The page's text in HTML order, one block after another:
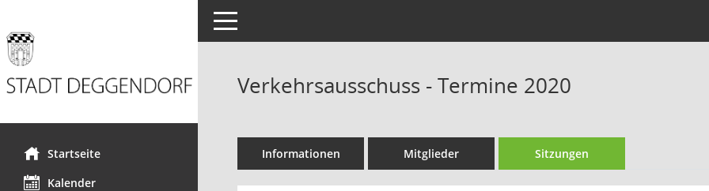
Startseite
Kalender
Toggle navigation
Verkehrsausschuss - Termine 2020
Informationen Mitglieder Sitzungen